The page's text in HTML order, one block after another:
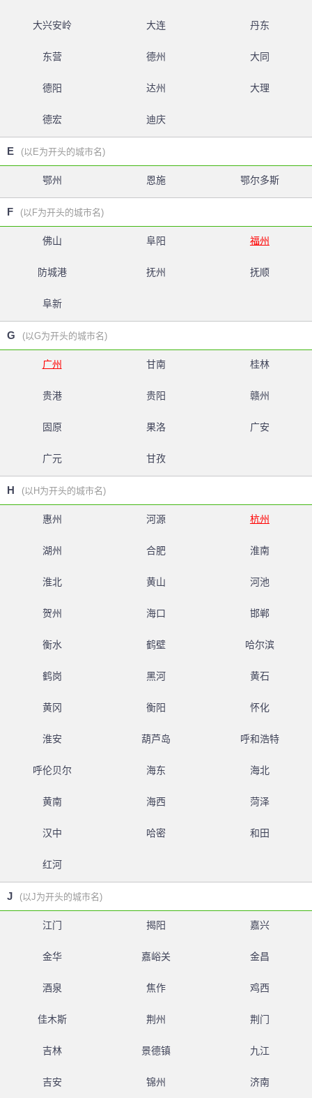
大兴安岭 大连 丹东
东营 德州 大同
德阳 达州 大理
德宏 迪庆
E (以E为开头的城市名)
鄂州 恩施 鄂尔多斯
F (以F为开头的城市名)
佛山 阜阳 福州
防城港 抚州 抚顺
阜新
G (以G为开头的城市名)
广州 甘南 桂林
贵港 贵阳 赣州
固原 果洛 广安
广元 甘孜
H (以H为开头的城市名)
惠州 河源 杭州
湖州 合肥 淮南
淮北 黄山 河池
贺州 海口 邯郸
衡水 鹤壁 哈尔滨
鹤岗 黑河 黄石
黄冈 衡阳 怀化
淮安 葫芦岛 呼和浩特
呼伦贝尔 海东 海北
黄南 海西 菏泽
汉中 哈密 和田
红河
J (以J为开头的城市名)
江门 揭阳 嘉兴
金华 嘉峪关 金昌
酒泉 焦作 鸡西
佳木斯 荆州 荆门
吉林 景德镇 九江
吉安 锦州 济南